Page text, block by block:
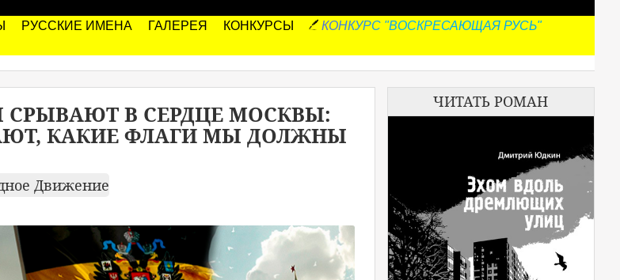
РУССКИЕ ИМЕНА ГАЛЕРЕЯ КОНКУРСЫ
КОНКУРС "ВОСКРЕСАЮЩАЯ РУСЬ"
В СЕРДЦЕ МОСКВЫ:
КАКИЕ ФЛАГИ МЫ ДОЛЖНЫ
Движение
ЧИТАТЬ РОМАН